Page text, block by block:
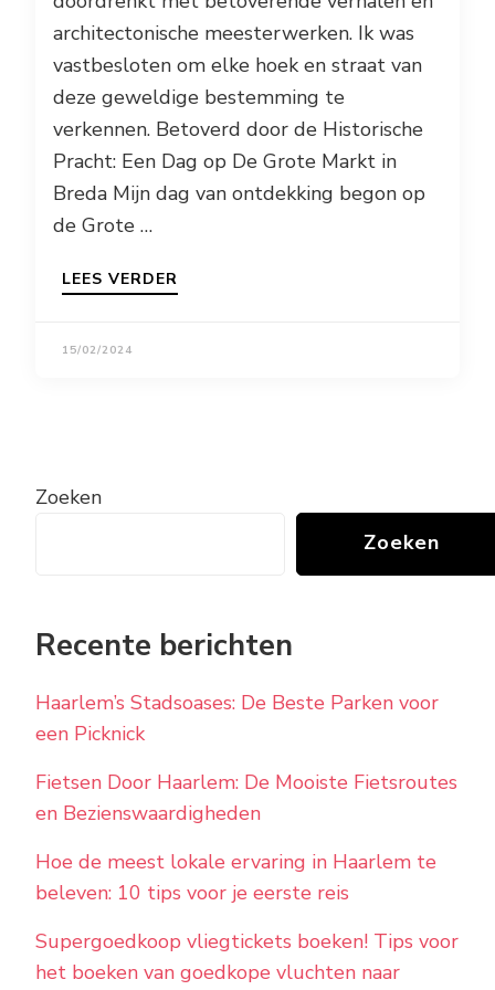
architectonische meesterwerken. Ik was
vastbesloten om elke hoek en straat van
deze geweldige bestemming te
verkennen. Betoverd door de Historische
Pracht: Een Dag op De Grote Markt in
Breda Mijn dag van ontdekking begon op
de Grote …
LEES VERDER
15/02/2024
Zoeken
Zoeken
Recente berichten
Haarlem’s Stadsoases: De Beste Parken voor
een Picknick
Fietsen Door Haarlem: De Mooiste Fietsroutes
en Bezienswaardigheden
Hoe de meest lokale ervaring in Haarlem te
beleven: 10 tips voor je eerste reis
Supergoedkoop vliegtickets boeken! Tips voor
het boeken van goedkope vluchten naar